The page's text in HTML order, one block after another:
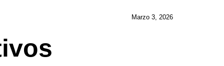
Marzo 3, 2026